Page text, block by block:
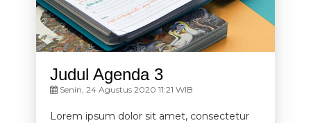
Judul Agenda 3
Senin, 24 Agustus 2020 11:21 WIB
Lorem ipsum dolor sit amet, consectetur